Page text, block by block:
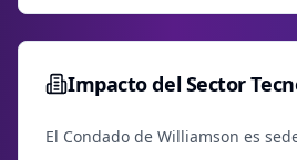
Impacto del Sector
El Condado de Williamson es